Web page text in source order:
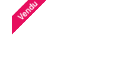
Vendu